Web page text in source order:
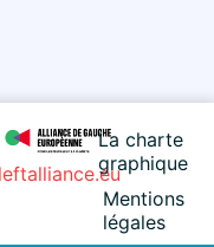
La charte
graphique
Mentions
légales
leftalliance.eu